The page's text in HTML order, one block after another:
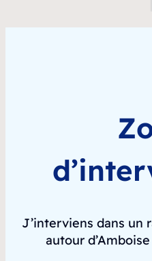
J’interviens dans un
autour